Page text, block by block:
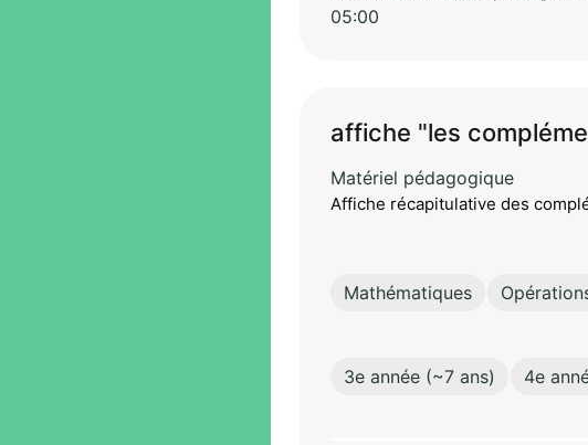
05:00
affiche "les
Matériel pédagogique
Affiche récapitulative des
Mathématiques
3e année (~7 ans) 4e